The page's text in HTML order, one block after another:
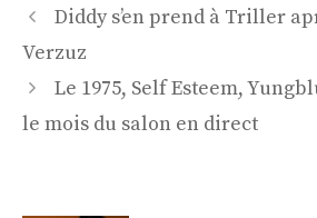
Navigation
des
Diddy s’en prend à Triller
Verzuz
Le 1975, Self Esteem,
le mois du salon en direct